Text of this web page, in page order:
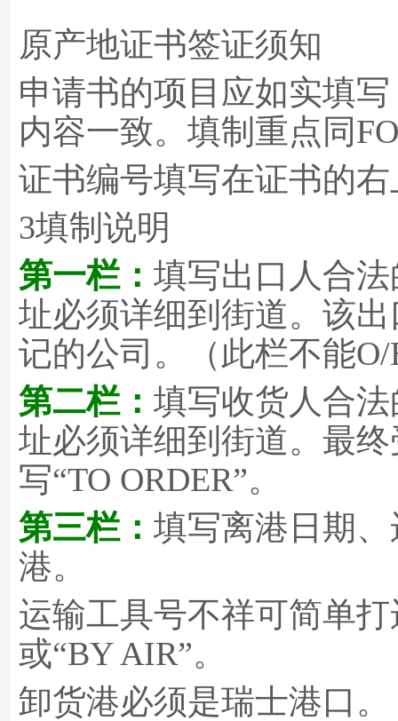
原产地证书签证须知
申请书的项目应如实填
内容一致。填制重点同
证书编号填写在证书的
3填制说明
第一栏： 填写出口人合
址必须详细到街道。该
记的公司。（此栏不能
第二栏： 填写收货人合
址必须详细到街道。最
写“TO ORDER”。
第三栏： 填写离港日期
港。
运输工具号不祥可简单
或“BY AIR”。
卸货港必须是瑞士港口。